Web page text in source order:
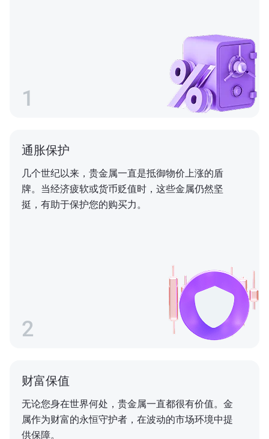
1
通胀保护
几个世纪以来，贵金属一直是抵御物价上涨的盾
牌。当经济疲软或货币贬值时，这些金属仍然坚
挺，有助于保护您的购买力。
2
财富保值
无论您身在世界何处，贵金属一直都很有价值。金
属作为财富的永恒守护者，在波动的市场环境中提
供保障。